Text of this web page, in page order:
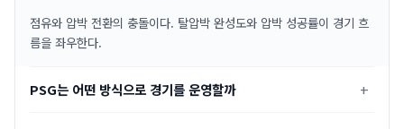
점유와 압박 전환의 충돌이다. 탈압박 완성도와 압박 성공률이 경기 흐
름을 좌우한다.
PSG는 어떤 방식으로 경기를 운영할까